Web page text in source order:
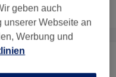
geben auch
unserer Webseite an
Werbung und